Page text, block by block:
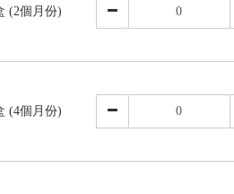
(2個月份)
(4個月份)